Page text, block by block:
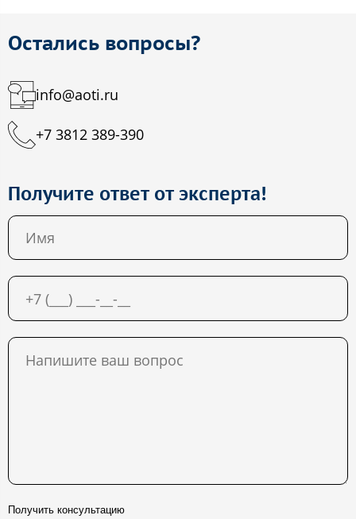
Остались вопросы?
info@aoti.ru
+7 3812 389-390
Получите ответ от эксперта!
Получить консультацию